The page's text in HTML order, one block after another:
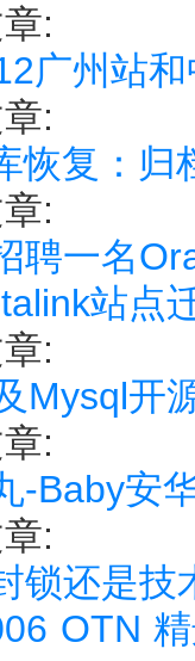
:
广州站
:
恢复：归
:
聘一名
站点
:
Mysql开
:
-Baby安
:
锁还是技
OTN